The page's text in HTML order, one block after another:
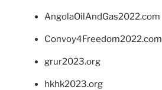
AngolaOilAndGas2022.com
Convoy4Freedom2022.com
grur2023.org
hkhk2023.org